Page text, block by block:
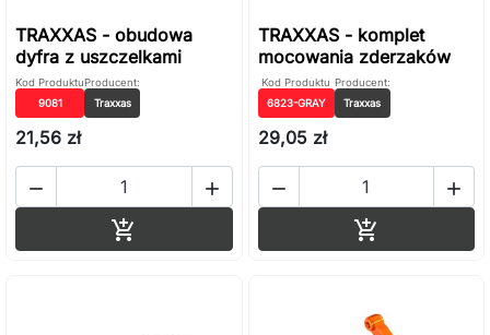
TRAXXAS - obudowa
dyfra z uszczelkami
Kod Produktu
9081
Producent:
Traxxas
21,56 zł
 

TRAXXAS - komplet
mocowania zderzaków
Kod Produktu
6823-GRAY
Producent:
Traxxas
29,05 zł
 
